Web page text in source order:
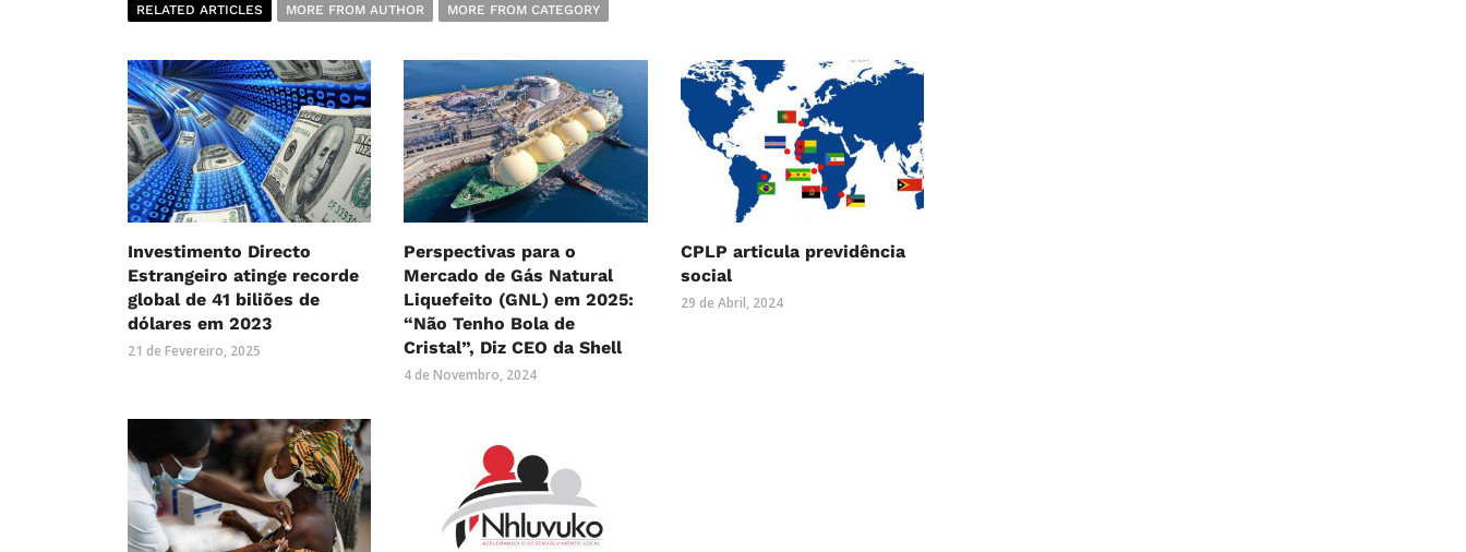
RELATED ARTICLES MORE FROM AUTHOR MORE FROM CATEGORY
Investimento Directo
Estrangeiro atinge recorde
global de 41 biliões de
dólares em 2023
21 de Fevereiro, 2025
Perspectivas para o
Mercado de Gás Natural
Liquefeito (GNL) em 2025:
“Não Tenho Bola de
Cristal”, Diz CEO da Shell
4 de Novembro, 2024
CPLP articula previdência
social
29 de Abril, 2024